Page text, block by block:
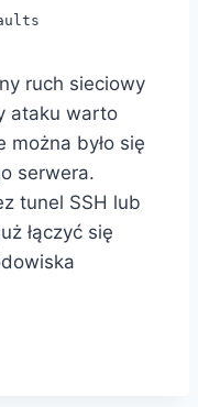
ruch sieciowy
ataku warto
było się
serwera.
tunel SSH lub
łączyć się